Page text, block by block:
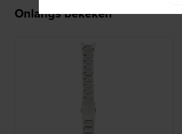
Onlangs bekeken